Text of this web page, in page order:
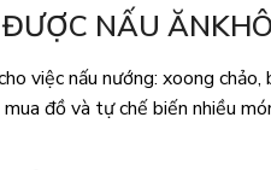
NẤU
việc nấu nướng: xoong
đồ và tự chế biến nhiều